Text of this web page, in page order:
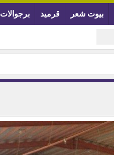
بيوت شعر قرميد برجوالات